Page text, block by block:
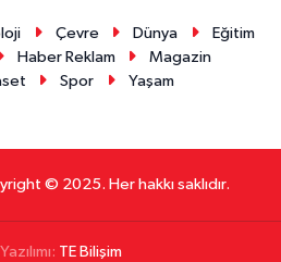
Çevre Dünya
Eğitim
Haber Reklam
Magazin
Spor Yaşam
© 2025. Her hakkı saklıdır.
TE Bilişim